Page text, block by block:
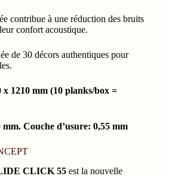
contribue à une réduction des bruits
confort acoustique.
de 30 décors authentiques pour
x 1210 mm (10 planks/box =
Couche d’usure: 0,55 mm
CLICK 55 est la nouvelle